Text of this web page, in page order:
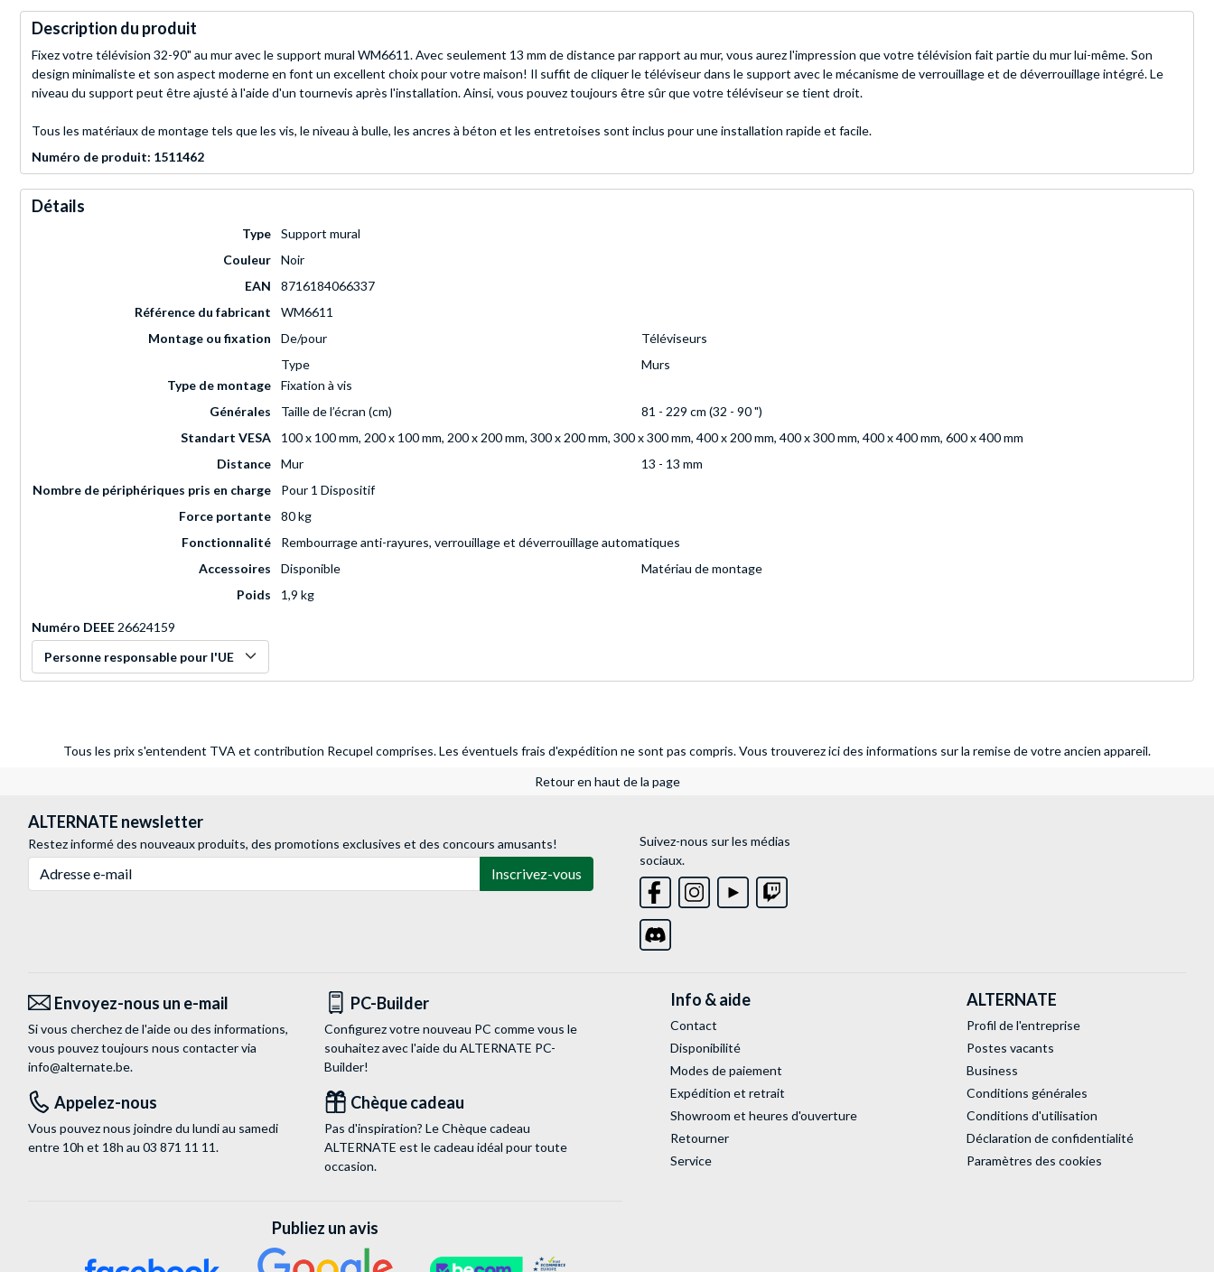
Description du produit
Fixez votre télévision 32-90" au mur avec le support mural WM6611. Avec seulement 13 mm de distance par rapport au mur, vous aurez l'impression que votre télévision fait partie du mur lui-même. Son
design minimaliste et son aspect moderne en font un excellent choix pour votre maison! Il suffit de cliquer le téléviseur dans le support avec le mécanisme de verrouillage et de déverrouillage intégré. Le
niveau du support peut être ajusté à l'aide d'un tournevis après l'installation. Ainsi, vous pouvez toujours être sûr que votre téléviseur se tient droit.
Tous les matériaux de montage tels que les vis, le niveau à bulle, les ancres à béton et les entretoises sont inclus pour une installation rapide et facile.
Numéro de produit: 1511462
Détails
Type
Support mural
Couleur
Noir
EAN
8716184066337
Référence du fabricant
WM6611
Montage ou fixation
De/pour
Téléviseurs
Type
Murs
Type de montage
Fixation à vis
Générales
Taille de l’écran (cm)
81 - 229 cm (32 - 90 ")
Standart VESA
100 x 100 mm, 200 x 100 mm, 200 x 200 mm, 300 x 200 mm, 300 x 300 mm, 400 x 200 mm, 400 x 300 mm, 400 x 400 mm, 600 x 400 mm
Distance
Mur
13 - 13 mm
Nombre de périphériques pris en charge
Pour 1 Dispositif
Force portante
80 kg
Fonctionnalité
Rembourrage anti-rayures, verrouillage et déverrouillage automatiques
Accessoires
Disponible
Matériau de montage
Poids
1,9 kg
Numéro DEEE 26624159
Personne responsable pour l'UE
Tous les prix s'entendent TVA et contribution Recupel comprises. Les éventuels frais d'expédition ne sont pas compris.Vous trouverez ici des informations sur la remise de votre ancien appareil.
Retour en haut de la page
ALTERNATE newsletter
Restez informé des nouveaux produits, des promotions exclusives et des concours amusants!
Inscrivez-vous
Suivez-nous sur les médias
sociaux.
Envoyez-nous un e-mail
Si vous cherchez de l'aide ou des informations,
vous pouvez toujours nous contacter via
info@alternate.be.
PC-Builder
Configurez votre nouveau PC comme vous le
souhaitez avec l'aide du ALTERNATE PC-
Builder!
Appelez-nous
Vous pouvez nous joindre du lundi au samedi
entre 10h et 18h au 03 871 11 11.
Chèque cadeau
Pas d'inspiration? Le Chèque cadeau
ALTERNATE est le cadeau idéal pour toute
occasion.
Info & aide
Contact
Disponibilité
Modes de paiement
Expédition et retrait
Showroom et heures d'ouverture
Retourner
Service
ALTERNATE
Profil de l'entreprise
Postes vacants
Business
Conditions générales
Conditions d'utilisation
Déclaration de confidentialité
Paramètres des cookies
Publiez un avis